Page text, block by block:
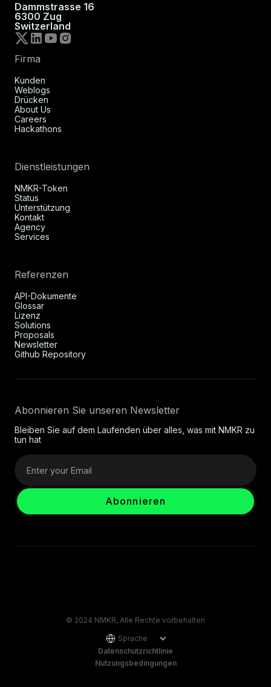
Dammstrasse 16
6300 Zug
Switzerland
Firma
Kunden
Weblogs
Drücken
About Us
Careers
Hackathons
Dienstleistungen
NMKR-Token
Status
Unterstützung
Kontakt
Agency
Services
Referenzen
API-Dokumente
Glossar
Lizenz
Solutions
Proposals
Newsletter
Github Repository
Abonnieren Sie unseren Newsletter
Bleiben Sie auf dem Laufenden über alles, was mit NMKR zu
tun hat
© 2024 NMKR, Alle Rechte vorbehalten
Sprache
Datenschutzrichtlinie
Nutzungsbedingungen